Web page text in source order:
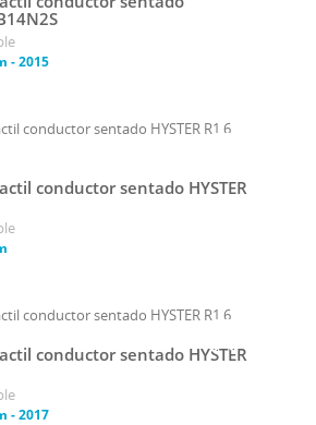
-2015
conductor sentado HYSTER
conductor sentado HYSTER
-2017